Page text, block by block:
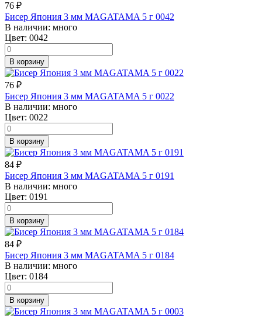
76 ₽
Бисер Япония 3 мм MAGATAMA 5 г 0042
В наличии: много
Цвет: 0042
В корзину
76 ₽
Бисер Япония 3 мм MAGATAMA 5 г 0022
В наличии: много
Цвет: 0022
В корзину
84 ₽
Бисер Япония 3 мм MAGATAMA 5 г 0191
В наличии: много
Цвет: 0191
В корзину
84 ₽
Бисер Япония 3 мм MAGATAMA 5 г 0184
В наличии: много
Цвет: 0184
В корзину